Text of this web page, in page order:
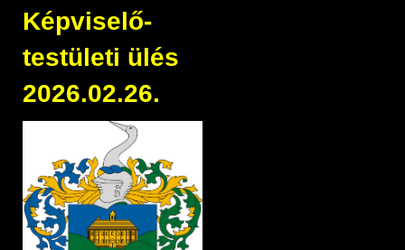
Képviselő-
testületi ülés
2026.02.26.